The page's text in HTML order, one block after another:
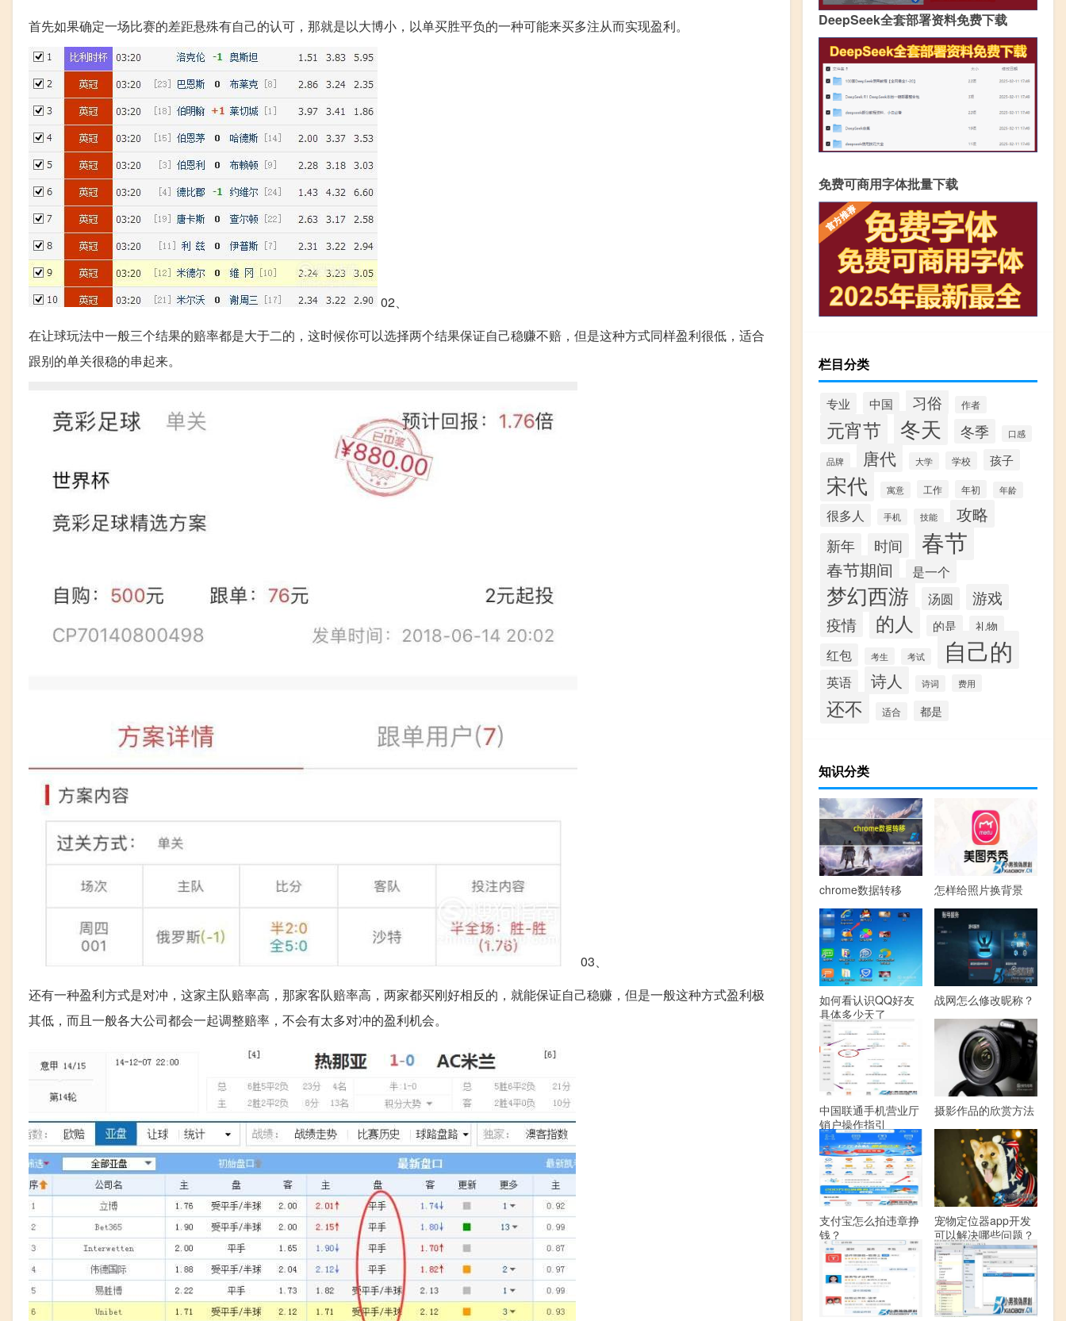
首先如果确定一场比赛的差距悬殊有自己的认可，那就是以大博小，以单买胜平负的一种可能来买多注从而实现盈利。
02、
在让球玩法中一般三个结果的赔率都是大于二的，这时候你可以选择两个结果保证自己稳赚不赔，但是这种方式同样盈利很低，适合
跟别的单关很稳的串起来。
03、
还有一种盈利方式是对冲，这家主队赔率高，那家客队赔率高，两家都买刚好相反的，就能保证自己稳赚，但是一般这种方式盈利极
其低，而且一般各大公司都会一起调整赔率，不会有太多对冲的盈利机会。
DeepSeek全套部署资料免费下载
免费可商用字体批量下载
栏目分类
专业 中国 习俗 作者
元宵节 冬天 冬季 口感
品牌 唐代 大学 学校 孩子
宋代 寓意 工作 年初 年龄
很多人 手机 技能 攻略
新年 时间 春节
春节期间 是一个
梦幻西游 汤圆
游戏
疫情
的人 的是 礼物
红包 考生 考试 自己的
英语 诗人 诗词 费用
还不 适合 都是
知识分类
chrome数据转移 怎样给照片换背景
如何看认识QQ好友
具体多少天了
战网怎么修改昵称？
中国联通手机营业厅
销户操作指引
摄影作品的欣赏方法
支付宝怎么拍违章挣
钱？
宠物定位器app开发
可以解决哪些问题？